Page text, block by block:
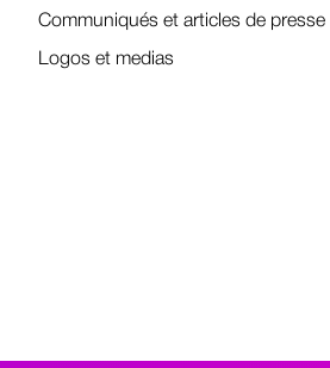
Communiqués et articles de presse
Logos et medias